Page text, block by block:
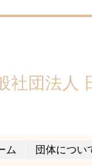
社団法人
ム 団体につい